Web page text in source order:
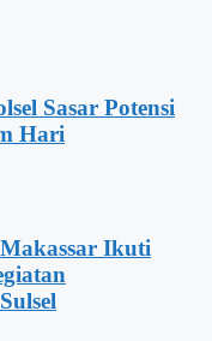
Sasar Potensi
Hari
Ikuti